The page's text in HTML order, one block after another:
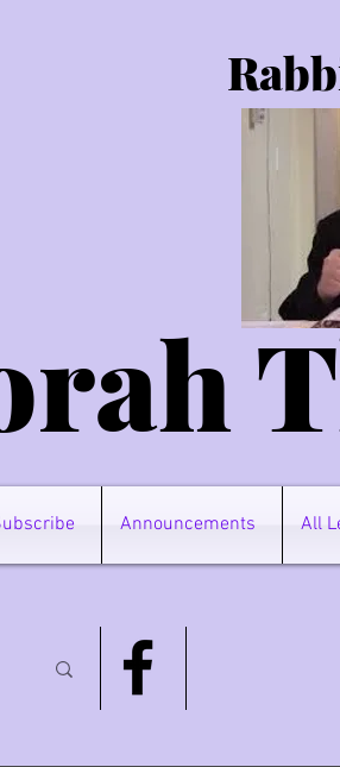
Announcements All